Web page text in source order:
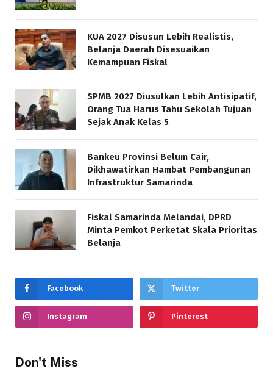
KUA 2027 Disusun Lebih Realistis,
Belanja Daerah Disesuaikan
Kemampuan Fiskal
SPMB 2027 Diusulkan Lebih Antisipatif,
Orang Tua Harus Tahu Sekolah Tujuan
Sejak Anak Kelas 5
Bankeu Provinsi Belum Cair,
Dikhawatirkan Hambat Pembangunan
Infrastruktur Samarinda
Fiskal Samarinda Melandai, DPRD
Minta Pemkot Perketat Skala Prioritas
Belanja
Facebook Twitter
Instagram Pinterest
Don't Miss